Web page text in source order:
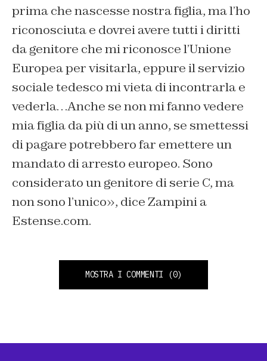
prima che nascesse nostra figlia, ma l’ho
riconosciuta e dovrei avere tutti i diritti
da genitore che mi riconosce l’Unione
Europea per visitarla, eppure il servizio
sociale tedesco mi vieta di incontrarla e
vederla…Anche se non mi fanno vedere
mia figlia da più di un anno, se smettessi
di pagare potrebbero far emettere un
mandato di arresto europeo. Sono
considerato un genitore di serie C, ma
non sono l’unico», dice Zampini a
Estense.com.
MOSTRA I COMMENTI (0)